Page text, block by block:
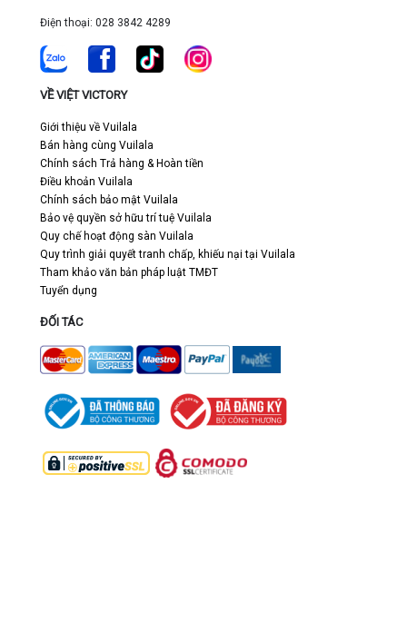
Điện thoại: 028 3842 4289
VỀ VIỆT VICTORY
Giới thiệu về Vuilala
Bán hàng cùng Vuilala
Chính sách Trả hàng & Hoàn tiền
Điều khoản Vuilala
Chính sách bảo mật Vuilala
Bảo vệ quyền sở hữu trí tuệ Vuilala
Quy chế hoạt động sàn Vuilala
Quy trình giải quyết tranh chấp, khiếu nại tại Vuilala
Tham khảo văn bản pháp luật TMĐT
Tuyển dụng
ĐỐI TÁC